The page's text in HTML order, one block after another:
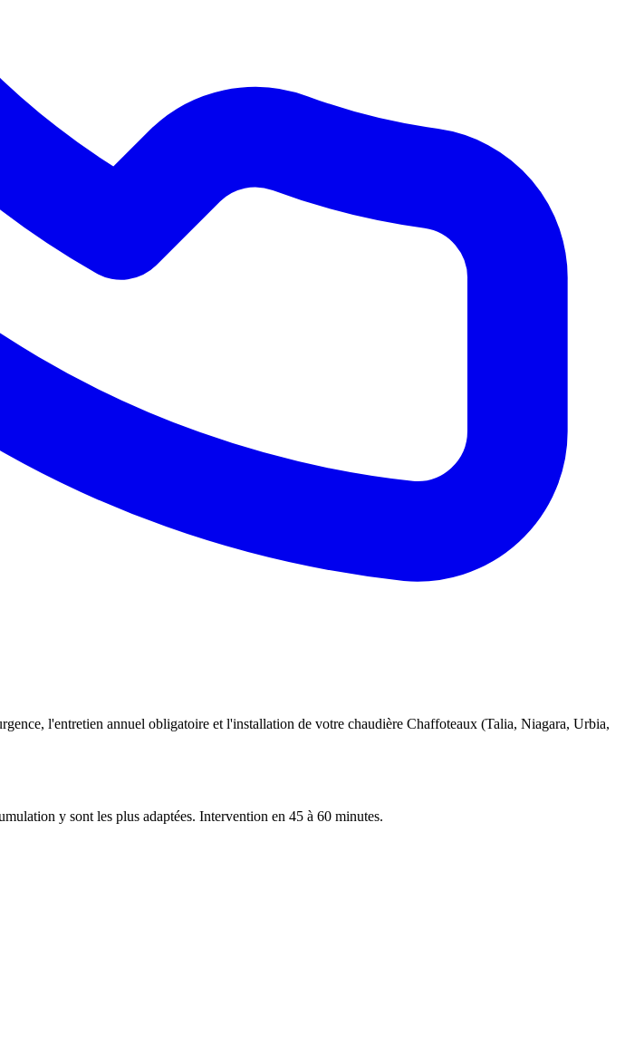
l'entretien annuel obligatoire et l'installation de votre chaudière Chaffoteaux (Talia, Niagara, Urbia,
y sont les plus adaptées. Intervention en 45 à 60 minutes.